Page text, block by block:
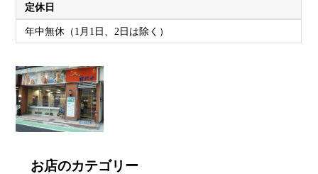
定休日
年中無休（1月1日、2日は除く）
お店のカテゴリー